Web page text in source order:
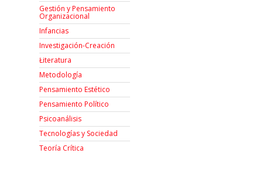
Gestión y Pensamiento
Organizacional
Infancias
Investigación-Creación
Łiteratura
Metodología
Pensamiento Estético
Pensamiento Político
Psicoanálisis
Tecnologías y Sociedad
Teoría Crítica